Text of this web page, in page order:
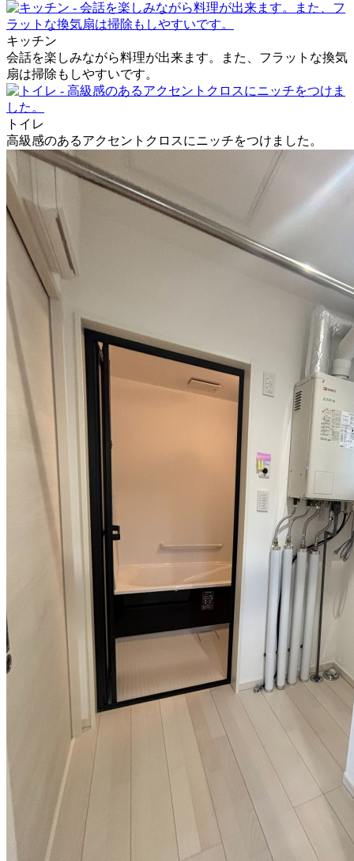
キッチン
会話を楽しみながら料理が出来ます。また、フラットな換気
扇は掃除もしやすいです。
トイレ
高級感のあるアクセントクロスにニッチをつけました。